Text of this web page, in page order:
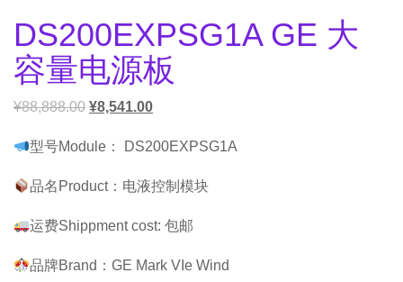
DS200EXPSG1A GE 大
容量电源板
¥88,888.00 ¥8,541.00
型号Module： DS200EXPSG1A
品名Product：电液控制模块
运费Shippment cost: 包邮
品牌Brand：GE Mark VIe Wind